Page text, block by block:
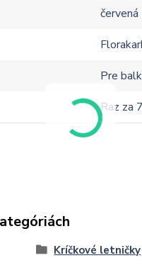
červená
Pre
Raz za
Kríčkové letničky